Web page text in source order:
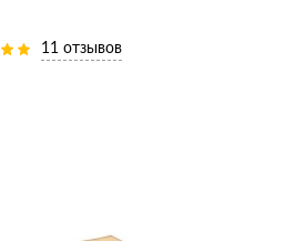
11 отзывов